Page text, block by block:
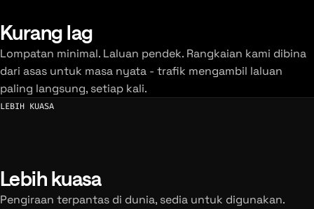
Kurang lag
Lompatan minimal. Laluan pendek. Rangkaian kami dibina
dari asas untuk masa nyata - trafik mengambil laluan
paling langsung, setiap kali.
LEBIH KUASA
Lebih kuasa
Pengiraan terpantas di dunia, sedia untuk digunakan.